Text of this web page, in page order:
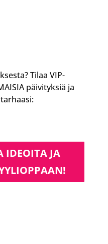
Tilaa VIP-
päivityksiä ja
IDEOITA JA